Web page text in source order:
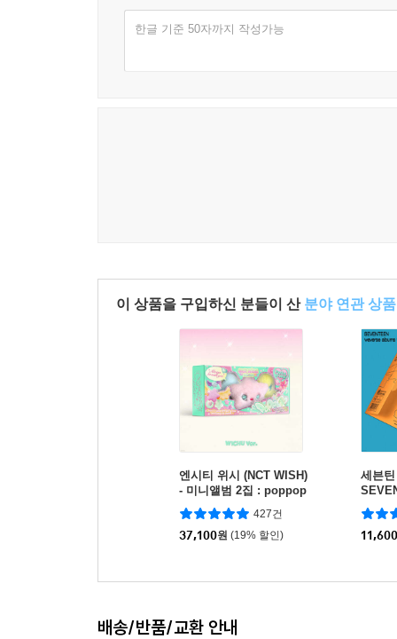
한글 기준 50자까지 작성가능
이 상품을 구입하신 분들이 산 분야 연관 상품
엔시티 위시 (NCT WISH)
- 미니앨범 2집 : poppop
[WICHU Ver.](스마트앨
범)
427건
37,100원 (19% 할인)
세븐
ELS'
ver.]
11,600
배송/반품/교환 안내